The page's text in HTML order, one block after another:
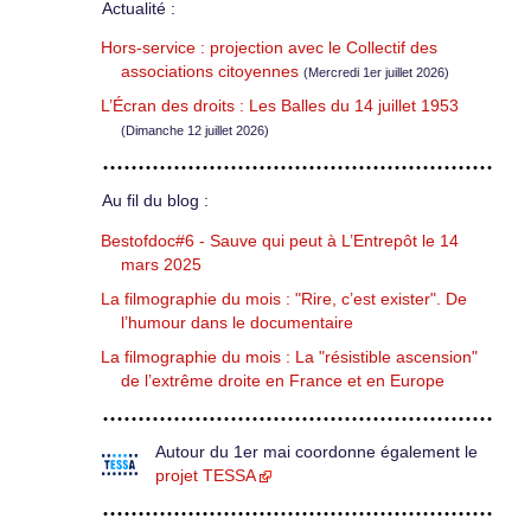
Actualité :
Hors-service : projection avec le Collectif des
associations citoyennes (Mercredi 1er juillet 2026)
L’Écran des droits : Les Balles du 14 juillet 1953
(Dimanche 12 juillet 2026)
Au fil du blog :
Bestofdoc#6 - Sauve qui peut à L’Entrepôt le 14
mars 2025
La filmographie du mois : "Rire, c’est exister". De
l’humour dans le documentaire
La filmographie du mois : La "résistible ascension"
de l’extrême droite en France et en Europe
Autour du 1er mai coordonne également le
projet TESSA